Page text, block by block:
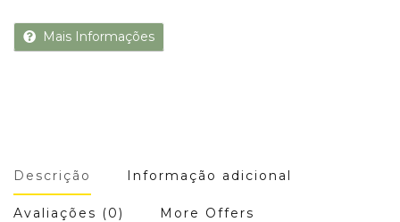
Mais Informações
Descrição Informação adicional
Avaliações (0) More Offers